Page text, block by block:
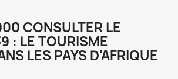
CONSULTER LE
: LE TOURISME
LES PAYS D'AFRIQUE